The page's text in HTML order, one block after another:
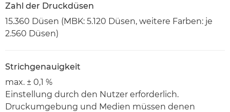
Zahl der Druckdüsen
15.360 Düsen (MBK: 5.120 Düsen, weitere Farben: je
2.560 Düsen)
Strichgenauigkeit
max. ± 0,1 %
Einstellung durch den Nutzer erforderlich.
Druckumgebung und Medien müssen denen